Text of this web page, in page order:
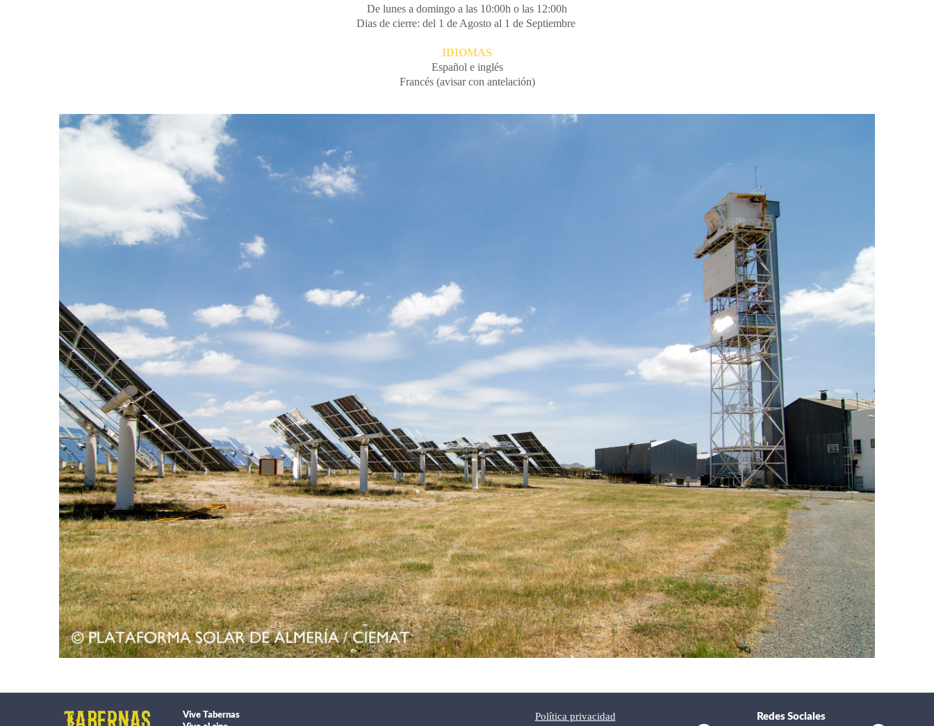
De lunes a domingo a las 10:00h o las 12:00h
Dias de cierre: del 1 de Agosto al 1 de Septiembre
IDIOMAS
Español e inglés
Francés (avisar con antelación)
Vive Tabernas
Política privacidad
Redes Sociales